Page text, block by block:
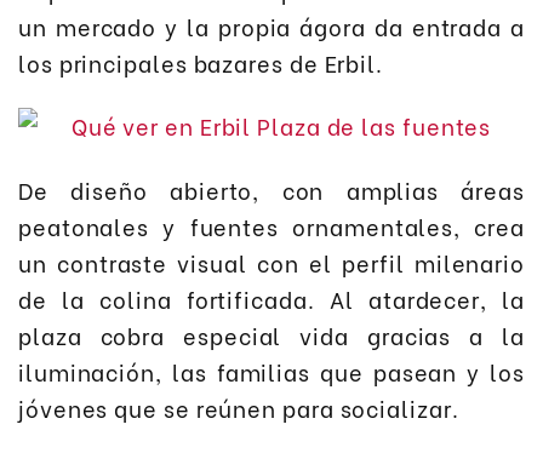
un mercado y la propia ágora da entrada a
los principales bazares de Erbil.
De diseño abierto, con amplias áreas
peatonales y fuentes ornamentales, crea
un contraste visual con el perfil milenario
de la colina fortificada. Al atardecer, la
plaza cobra especial vida gracias a la
iluminación, las familias que pasean y los
jóvenes que se reúnen para socializar.